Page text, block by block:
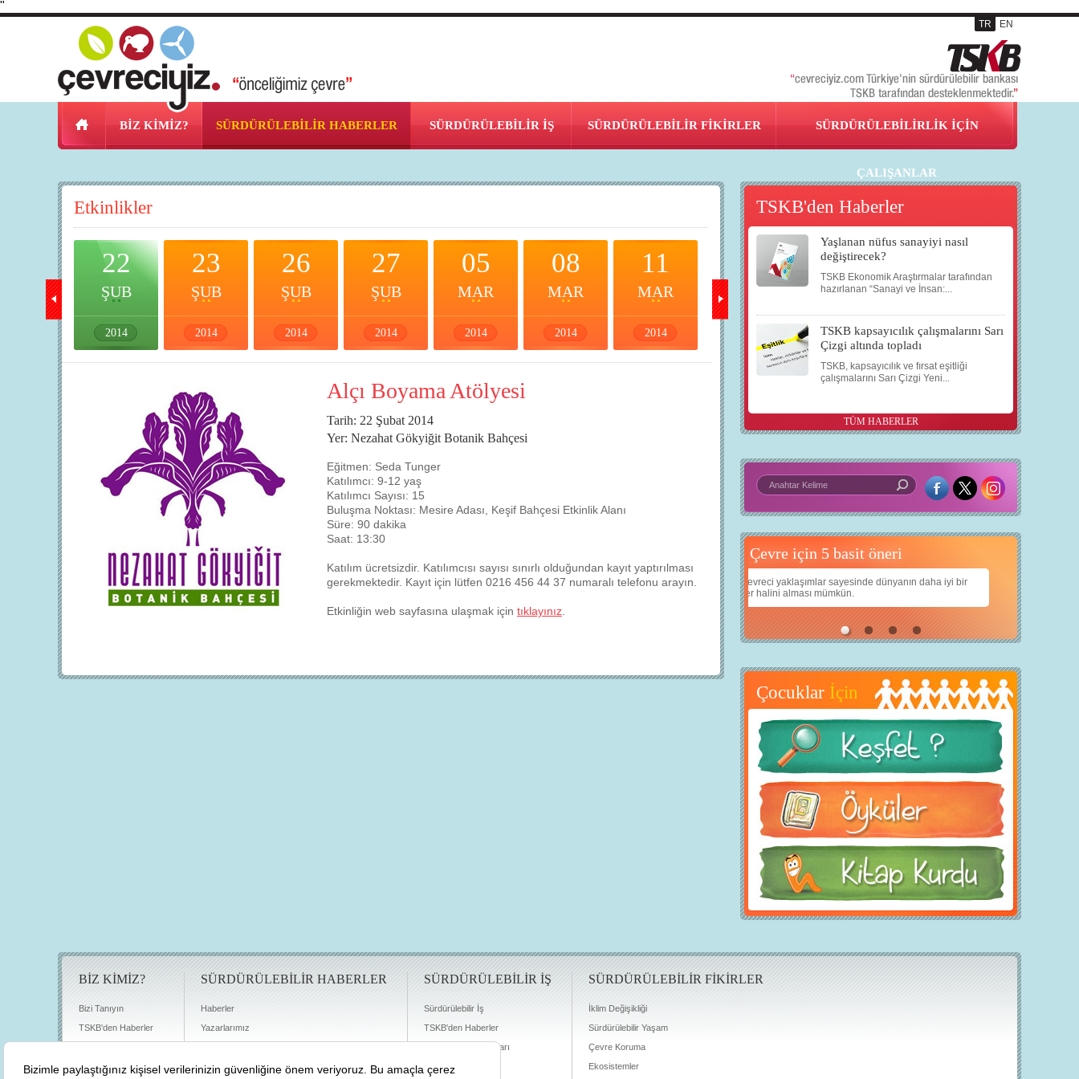
"
TR EN
BİZ KİMİZ? SÜRDÜRÜLEBİLİR HABERLER SÜRDÜRÜLEBİLİR İŞ SÜRDÜRÜLEBİLİR FİKİRLER SÜRDÜRÜLEBİLİRLİK İÇİN
ÇALIŞANLAR
Etkinlikler
22
ŞUB
2014
23
ŞUB
2014
26
ŞUB
2014
27
ŞUB
2014
05
MAR
2014
08
MAR
2014
11
MAR
2014
16
MAR
2014
23
MAR
2014
NİS
2014
09
NİS
2014
Alçı Boyama Atölyesi
Tarih: 22 Şubat 2014
Yer: Nezahat Gökyiğit Botanik Bahçesi
Eğitmen: Seda Tunger
Katılımcı: 9-12 yaş
Katılımcı Sayısı: 15
Buluşma Noktası: Mesire Adası, Keşif Bahçesi Etkinlik Alanı
Süre: 90 dakika
Saat: 13:30
Katılım ücretsizdir. Katılımcısı sayısı sınırlı olduğundan kayıt yaptırılması
gerekmektedir. Kayıt için lütfen 0216 456 44 37 numaralı telefonu arayın.
Etkinliğin web sayfasına ulaşmak için tıklayınız
TSKB'den Haberler
Yaşlanan nüfus sanayiyi nasıl
değiştirecek?
TSKB Ekonomik Araştırmalar tarafından
hazırlanan “Sanayi ve İnsan:...
TSKB kapsayıcılık çalışmalarını Sarı
Çizgi altında topladı
TSKB, kapsayıcılık ve fırsat eşitliği
çalışmalarını Sarı Çizgi Yeni...
TÜM HABERLER
Çevre için 5 basit öneri
Çevreci yaklaşımlarsayesinde dünyanın daha iyi bir
Daha iyi bir dünya için yapay zekâ
Çocuklarımıza daha güzel bir dünya bırakabilmek için
teknolojiden nasıl yararlanırız?
Çocuklar İçin
BİZ KİMİZ?
Bizi Tanıyın
TSKB'den Haberler
Basın Odası
SÜRDÜRÜLEBİLİR HABERLER
Haberler
Yazarlarımız
Sürdürülebilirlik Kütüphanesi
SÜRDÜRÜLEBİLİR İŞ
Sürdürülebilir İş
TSKB'den Haberler
Finansman Olanakları
SÜRDÜRÜLEBİLİR FİKİRLER
İklim Değişikliği
Sürdürülebilir Yaşam
Çevre Koruma
Ekosistemler